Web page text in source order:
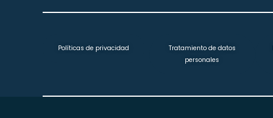
Políticas de privacidad
Tratamiento de datos
personales